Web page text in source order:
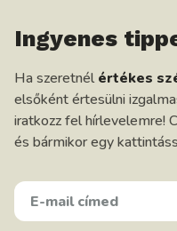
Ingyenes
Ha szeretnélértékes
elsőként értesülni
iratkozz fel hírlevelemre!
és bármikor egy
E-
MAIL
CÍMED